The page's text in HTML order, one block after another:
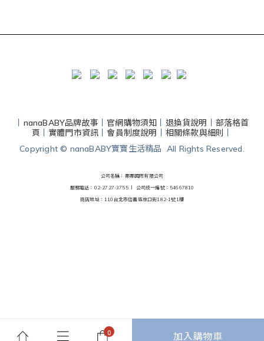
加入購物車
nanaBABY品牌故事 官網購物須知 退換貨說明
部落格首
頁
實體門市資訊 丨會員制度說明 相關條款與細則
Copyright © nanaBABY寶寶生活精品 All Rights Reserved.
公司名稱：娜娜國際有限公司
服務電話：02-2727-3755 丨 公司統一編號：54667810
商店地址：110台北市信義區林口街182-1號1樓